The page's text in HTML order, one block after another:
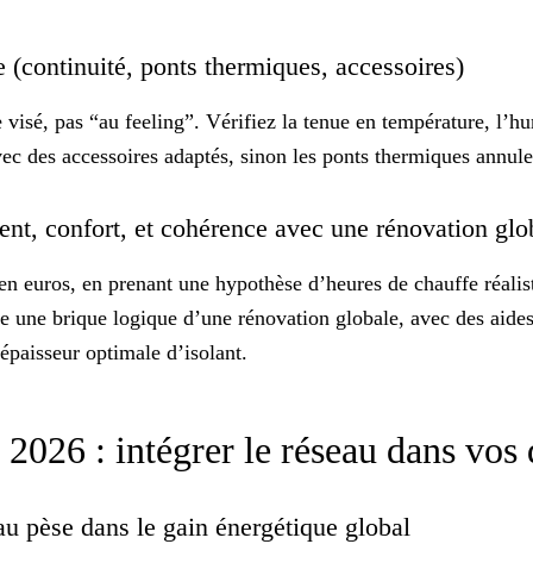
ponts thermiques, accessoires)
pas “au feeling”. Vérifiez la tenue en température,
des accessoires adaptés, sinon les ponts thermiques
confort, et cohérence avec une rénovation
euros, en prenant une hypothèse d’heures de chauffe
brique logique d’une rénovation globale, avec des
épaisseur optimale d’isolant.
: intégrer le réseau dans vos
pèse dans le gain énergétique global